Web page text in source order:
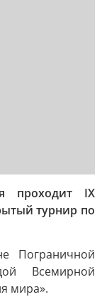
проходит IX
турнир по
Пограничной
Всемирной
мира».